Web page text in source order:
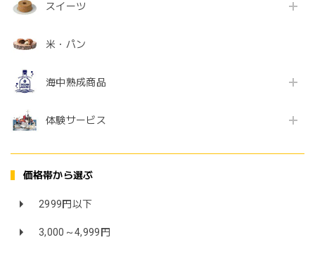
スイーツ
米・パン
海中熟成商品
体験サービス
価格帯から選ぶ
2999円以下
3,000～4,999円